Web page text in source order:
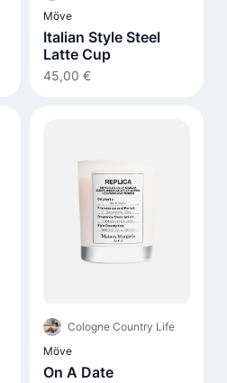
Möve
Italian Style Steel
Latte Cup
45,00 €
Cologne Country Life
Möve
On A Date